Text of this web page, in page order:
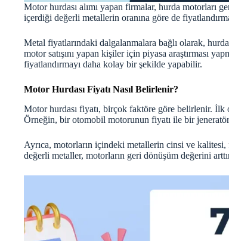
Motor hurdası alımı yapan firmalar, hurda motorları
içerdiği değerli metallerin oranına göre de
Metal fiyatlarındaki dalgalanmalara bağlı olarak,
motor satışını yapan kişiler için piyasa araştırması
fiyatlandırmayı daha kolay bir şekilde yapabilir.
Motor Hurdası Fiyatı Nasıl Belirlenir?
Motor hurdası fiyatı, birçok faktöre göre belirlenir.
Örneğin, bir otomobil motorunun fiyatı ile bir
Ayrıca, motorların içindeki metallerin cinsi ve
değerli metaller, motorların geri dönüşüm değerini